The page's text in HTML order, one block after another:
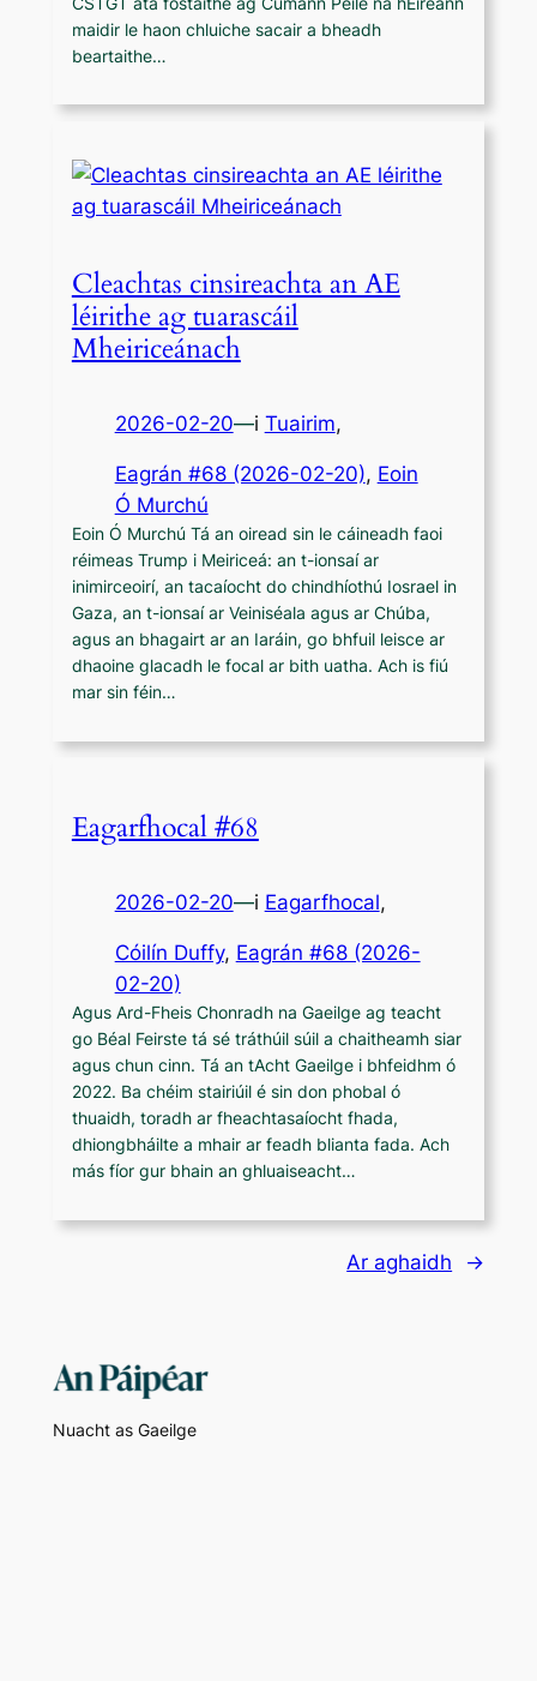
maidir le haon chluiche sacair a bheadh
beartaithe…
Cleachtas cinsireachta an AE
léirithe ag tuarascáil
Mheiriceánach
2026-02-20—i Tuairim,
Eagrán #68 (2026-02-20), Eoin
Ó Murchú
Eoin Ó Murchú Tá an oiread sin le cáineadh faoi
réimeas Trump i Meiriceá: an t-ionsaí ar
inimirceoirí, an tacaíocht do chindhíothú Iosrael in
Gaza, an t-ionsaí ar Veiniséala agus ar Chúba,
agus an bhagairt ar an Iaráin, go bhfuil leisce ar
dhaoine glacadh le focal ar bith uatha. Ach is fiú
mar sin féin…
Eagarfhocal #68
2026-02-20—i Eagarfhocal,
Cóilín Duffy, Eagrán #68 (2026-
02-20)
Agus Ard-Fheis Chonradh na Gaeilge ag teacht
go Béal Feirste tá sé tráthúil súil a chaitheamh siar
agus chun cinn. Tá an tAcht Gaeilge i bhfeidhm ó
2022. Ba chéim stairiúil é sin don phobal ó
thuaidh, toradh ar fheachtasaíocht fhada,
dhiongbháilte a mhair ar feadh blianta fada. Ach
más fíor gur bhain an ghluaiseacht…
Ar aghaidh →
Nuacht as Gaeilge